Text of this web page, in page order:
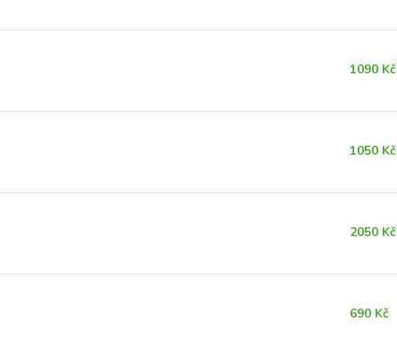
1090 Kč
1050 Kč
2050 Kč
690 Kč